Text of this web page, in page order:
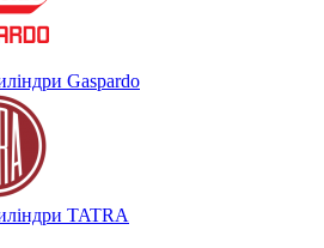
Gaspardo
TATRA